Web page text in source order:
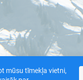
mūsu tīmekļa vietni,